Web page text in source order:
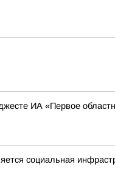
ИА «Первое
социальная